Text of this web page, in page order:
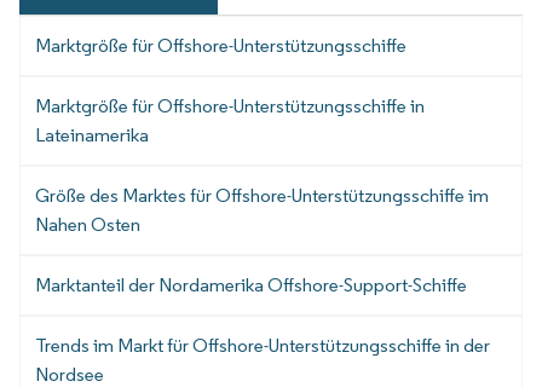
Marktgröße für Offshore-Unterstützungsschiffe
Marktgröße für Offshore-Unterstützungsschiffe in
Lateinamerika
Größe des Marktes für Offshore-Unterstützungsschiffe im
Nahen Osten
Marktanteil der Nordamerika Offshore-Support-Schiffe
Trends im Markt für Offshore-Unterstützungsschiffe in der
Nordsee